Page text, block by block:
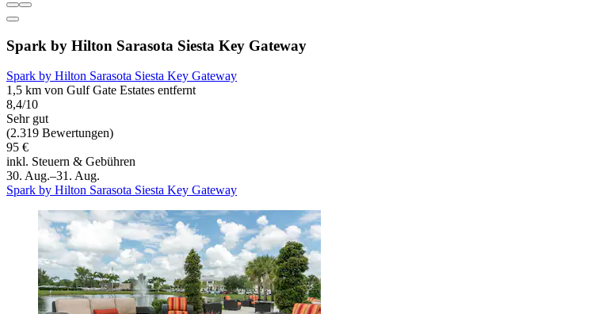
Spark by Hilton Sarasota Siesta Key Gateway
Spark by Hilton Sarasota Siesta Key Gateway
1,5 km von Gulf Gate Estates entfernt
8,4/10
Sehr gut
(2.319 Bewertungen)
95 €
inkl. Steuern & Gebühren
30. Aug.–31. Aug.
Spark by Hilton Sarasota Siesta Key Gateway